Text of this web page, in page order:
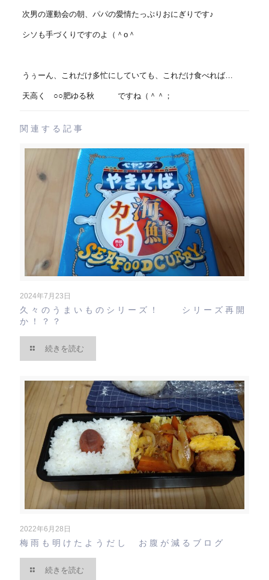
次男の運動会の朝、パパの愛情たっぷりおにぎりです♪
シソも手づくりですのよ（＾o＾
うぅーん、これだけ多忙にしていても、これだけ食べれば…
天高く ○○肥ゆる秋 ですね（＾＾；
関連する記事
2024年7月23日
久々のうまいものシリーズ！ シリーズ再開
か！？？
続きを読む
2022年6月28日
梅雨も明けたようだし お腹が減るブログ
続きを読む